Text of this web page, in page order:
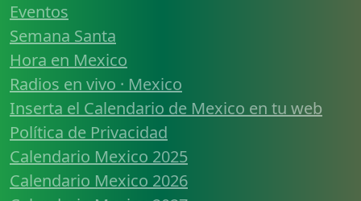
Eventos
Semana Santa
Hora en Mexico
Radios en vivo · Mexico
Inserta el Calendario de Mexico en tu web
Política de Privacidad
Calendario Mexico 2025
Calendario Mexico 2026